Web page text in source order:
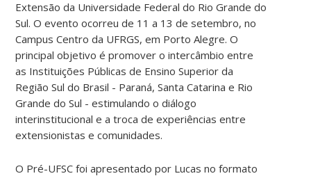
Extensão da Universidade Federal do Rio Grande do
Sul. O evento ocorreu de 11 a 13 de setembro, no
Campus Centro da UFRGS, em Porto Alegre. O
principal objetivo é promover o intercâmbio entre
as Instituições Públicas de Ensino Superior da
Região Sul do Brasil - Paraná, Santa Catarina e Rio
Grande do Sul - estimulando o diálogo
interinstitucional e a troca de experiências entre
extensionistas e comunidades.
O Pré-UFSC foi apresentado por Lucas no formato